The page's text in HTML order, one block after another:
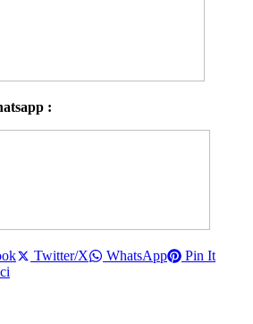
:
Twitter/X WhatsApp
Pin It